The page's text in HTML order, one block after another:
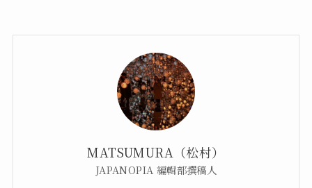
MATSUMURA（松村）
JAPANOPIA 編輯部撰稿人